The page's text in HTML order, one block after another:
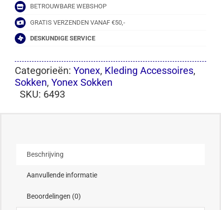
BETROUWBARE WEBSHOP
GRATIS VERZENDEN VANAF €50,-
DESKUNDIGE SERVICE
Categorieën: Yonex, Kleding Accessoires,
Sokken, Yonex Sokken
SKU: 6493
Beschrijving
Aanvullende informatie
Beoordelingen (0)